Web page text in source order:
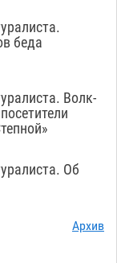
беда
Волк-
Об
Архив